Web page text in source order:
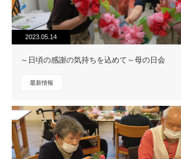
2023.05.14
～日頃の感謝の気持ちを込めて～母の日会
最新情報